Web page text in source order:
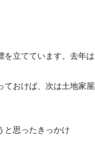
立てています。去年
おけば、次は土地家
と思ったきっかけ